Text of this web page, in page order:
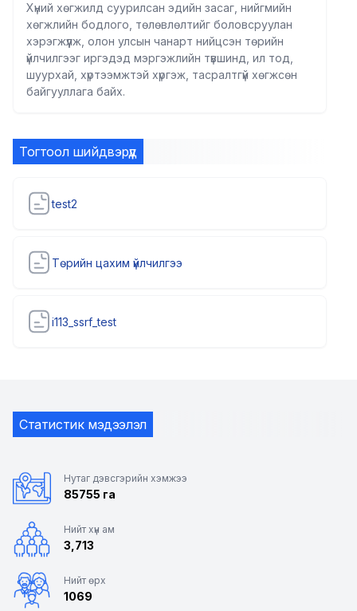
Хүний хөгжилд суурилсан эдийн засаг, нийгмийн
хөгжлийн бодлого, төлөвлөлтийг боловсруулан
хэрэгжүүлж, олон улсын чанарт нийцсэн төрийн
үйлчилгээг иргэдэд мэргэжлийн түвшинд, ил тод,
шуурхай, хүртээмжтэй хүргэж, тасралтгүй хөгжсөн
байгууллага байх.
Тогтоол шийдвэрүүд
test2
Төрийн цахим үйлчилгээ
i113_ssrf_test
Статистик мэдээлэл
Нутаг дэвсгэрийн хэмжээ
85755 га
Нийт хүн ам
3,713
Нийт өрх
1069